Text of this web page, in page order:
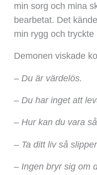
min sorg och mina
bearbetat. Det
min rygg och
Demonen viskade
– Du är värdelös.
– Du har inget att
– Hur kan du vara
– Ta ditt liv så
– Ingen bryr sig om